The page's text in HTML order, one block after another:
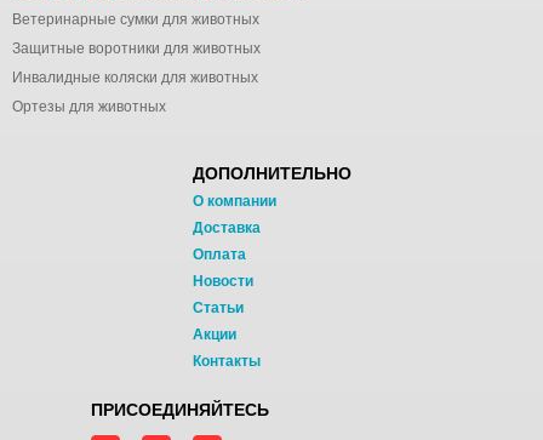
Ветеринарные сумки для животных
Защитные воротники для животных
Инвалидные коляски для животных
Ортезы для животных
ДОПОЛНИТЕЛЬНО
О компании
Доставка
Оплата
Новости
Статьи
Акции
Контакты
ПРИСОЕДИНЯЙТЕСЬ